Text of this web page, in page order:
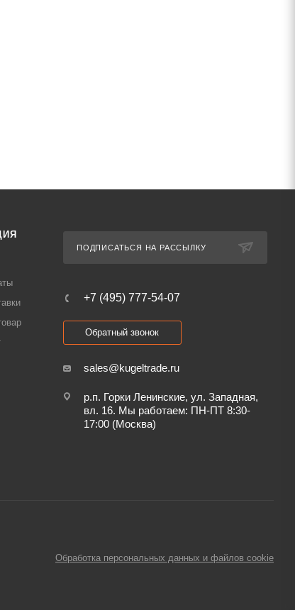
ПОДПИСАТЬСЯ НА РАССЫЛКУ
+7 (495) 777-54-07
Обратный звонок
sales@kugeltrade.ru
р.п. Горки Ленинские, ул. Западная,
вл. 16. Мы работаем: ПН-ПТ 8:30-
17:00 (Москва)
Обработка персональных данных и файлов cookie